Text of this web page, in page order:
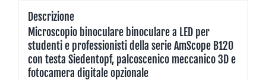
Descrizione
Microscopio binoculare binoculare a LED per
studenti e professionisti della serie AmScope B120
con testa Siedentopf, palcoscenico meccanico 3D e
fotocamera digitale opzionale